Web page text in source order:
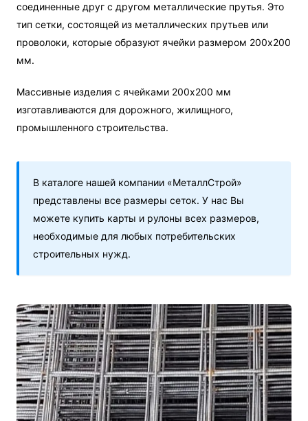
соединенные друг с другом металлические прутья. Это
тип сетки, состоящей из металлических прутьев или
проволоки, которые образуют ячейки размером 200x200
мм.
Массивные изделия с ячейками 200х200 мм
изготавливаются для дорожного, жилищного,
промышленного строительства.
В каталоге нашей компании «МеталлСтрой»
представлены все размеры сеток. У нас Вы
можете купить карты и рулоны всех размеров,
необходимые для любых потребительских
строительных нужд.